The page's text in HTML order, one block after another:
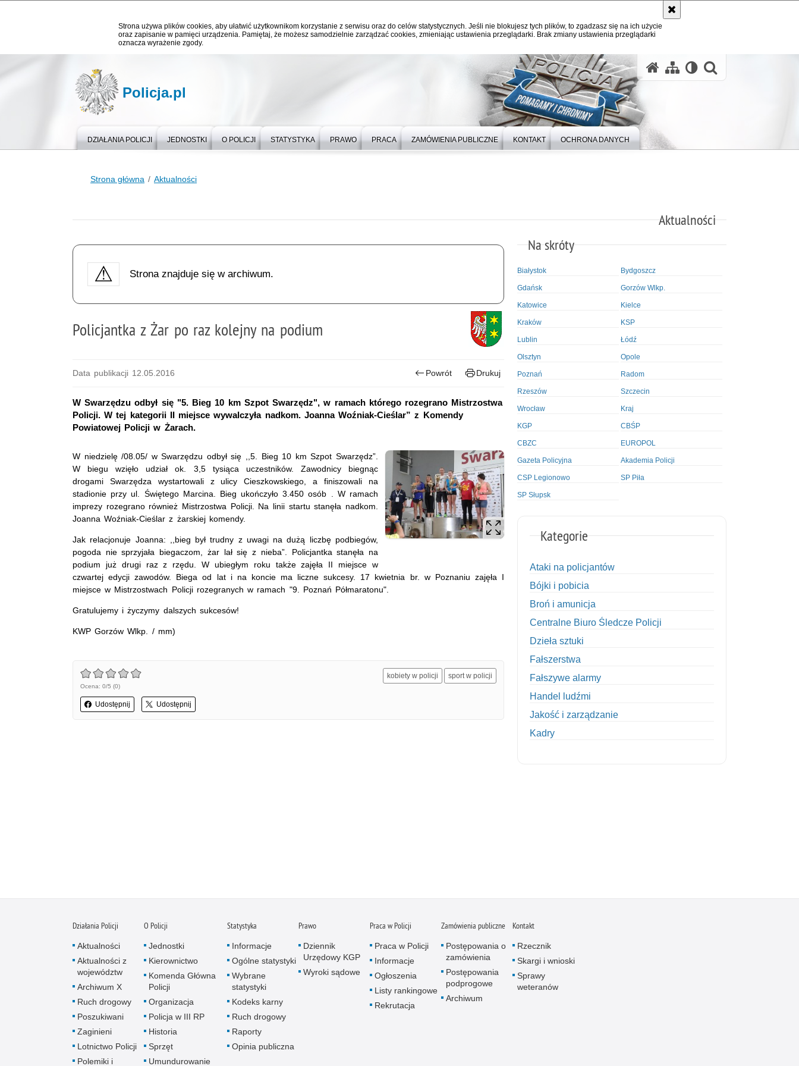
Strona używa plików cookies, aby ułatwić użytkownikom korzystanie z serwisu oraz do celów statystycznych. Jeśli nie blokujesz tych plików, to zgadzasz się na ich użycie
oraz zapisanie w pamięci urządzenia. Pamiętaj, że możesz samodzielnie zarządzać cookies, zmieniając ustawienia przeglądarki. Brak zmiany ustawienia przeglądarki
oznacza wyrażenie zgody.
Policja.pl
DZIAŁANIA POLICJI JEDNOSTKI O POLICJI STATYSTYKA PRAWO PRACA ZAMÓWIENIA PUBLICZNE KONTAKT OCHRONA DANYCH
Strona główna Aktualności
Aktualności
Strona znajduje się w archiwum.
Policjantka z Żar po raz kolejny na podium
Data publikacji 12.05.2016 Powrót Drukuj
W Swarzędzu odbył się "5. Bieg 10 km Szpot Swarzędz", w ramach którego rozegrano Mistrzostwa
Policji. W tej kategorii II miejsce wywalczyła nadkom. Joanna Woźniak-Cieślar” z Komendy
Powiatowej Policji w Żarach.
W niedzielę /08.05/ w Swarzędzu odbył się ,,5. Bieg 10 km Szpot Swarzędz”.
W biegu wzięło udział ok. 3,5 tysiąca uczestników. Zawodnicy biegnąc
drogami Swarzędza wystartowali z ulicy Cieszkowskiego, a finiszowali na
stadionie przy ul. Świętego Marcina. Bieg ukończyło 3.450 osób . W ramach
imprezy rozegrano również Mistrzostwa Policji. Na linii startu stanęła nadkom.
Joanna Woźniak-Cieślar z żarskiej komendy.
Jak relacjonuje Joanna: ,,bieg był trudny z uwagi na dużą liczbę podbiegów,
pogoda nie sprzyjała biegaczom, żar lał się z nieba”. Policjantka stanęła na
podium już drugi raz z rzędu. W ubiegłym roku także zajęła II miejsce w
czwartej edycji zawodów. Biega od lat i na koncie ma liczne sukcesy. 17 kwietnia br. w Poznaniu zajęła I
miejsce w Mistrzostwach Policji rozegranych w ramach "9. Poznań Półmaratonu".
Gratulujemy i życzymy dalszych sukcesów!
KWP Gorzów Wlkp. / mm)
Ocena: 0/5 (0)
Udostępnij Udostępnij
kobiety w policji sport w policji
Na skróty
Białystok Bydgoszcz
Gdańsk Gorzów Wlkp.
Katowice Kielce
Kraków KSP
Lublin Łódź
Olsztyn Opole
Poznań Radom
Rzeszów Szczecin
Wrocław Kraj
KGP CBŚP
CBZC EUROPOL
Gazeta Policyjna Akademia Policji
CSP Legionowo SP Piła
SP Słupsk
Kategorie
Ataki na policjantów
Bójki i pobicia
Broń i amunicja
Centralne Biuro Śledcze Policji
Dzieła sztuki
Fałszerstwa
Fałszywe alarmy
Handel ludźmi
Jakość i zarządzanie
Kadry
Nietrzeźwi kierujący
Nietrzeźwi opiekunowie
Działania Policji
Aktualności
Aktualności z
województw
Archiwum X
Ruch drogowy
Poszukiwani
Zaginieni
Lotnictwo Policji
Polemiki i
O Policji
Jednostki
Kierownictwo
Komenda Główna
Policji
Organizacja
Policja w III RP
Historia
Sprzęt
Umundurowanie
Statystyka
Informacje
Ogólne statystyki
Wybrane
statystyki
Kodeks karny
Ruch drogowy
Raporty
Opinia publiczna
Prawo
Dziennik
Urzędowy KGP
Wyroki sądowe
Praca w Policji
Praca w Policji
Informacje
Ogłoszenia
Listy rankingowe
Rekrutacja
Zamówienia publiczne
Postępowania o
zamówienia
Postępowania
podprogowe
Archiwum
Kontakt
Rzecznik
Skargi i wnioski
Sprawy
weteranów